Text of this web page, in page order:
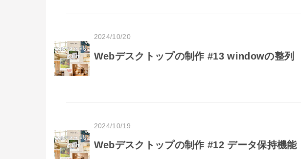
2024/10/20
Webデスクトップの制作 #13 windowの整列
2024/10/19
Webデスクトップの制作 #12 データ保持機能